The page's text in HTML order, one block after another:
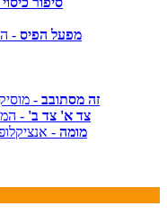
מפעל הפיס -
זה מסתובב -
צד א' צד ב' -
מומה -